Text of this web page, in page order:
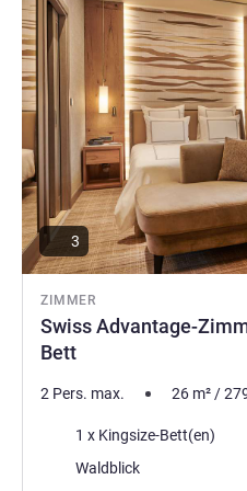
Reha Efe, Hotel Direktion
ZIMMER
Swiss Advantage-
Bett
3
2 Pers. max. 26 m²/
Bettwäsche
1 x Kingsize-Bett(en)
Aussicht:Waldblick